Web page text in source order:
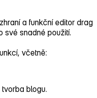
a funkční editor drag
své snadné použití.
včetně:
tvorba blogu.